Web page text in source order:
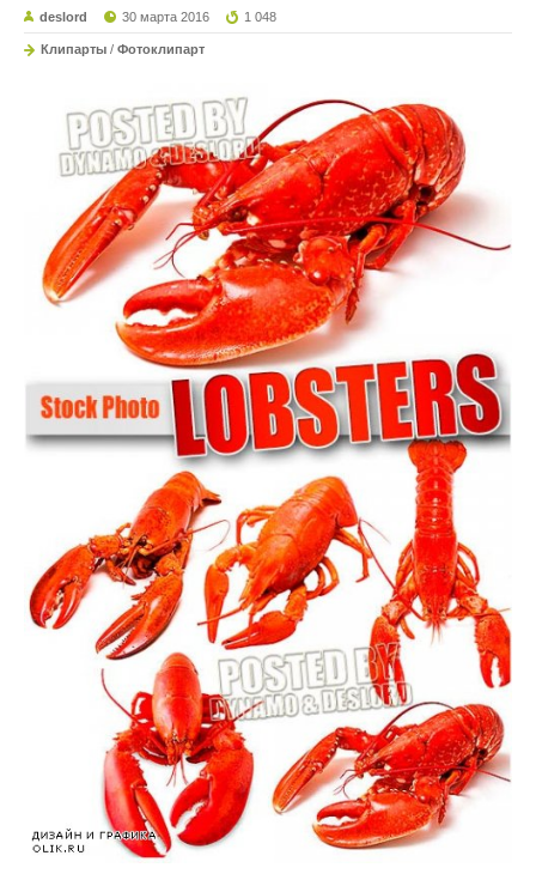
deslord 30 марта 2016 1 048
Клипарты / Фотоклипарт